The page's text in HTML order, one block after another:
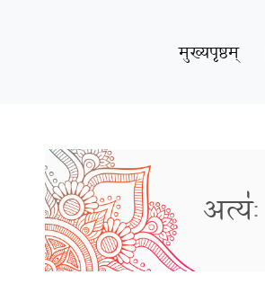
मुख्यपृष्ठम्
अत्यः॑